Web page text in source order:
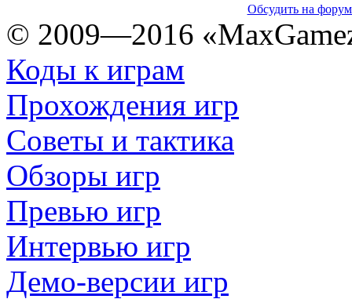
Обсудить на
© 2009—2016
Коды к играм
Прохождения игр
Советы и тактика
Обзоры игр
Превью игр
Интервью игр
Демо-версии игр